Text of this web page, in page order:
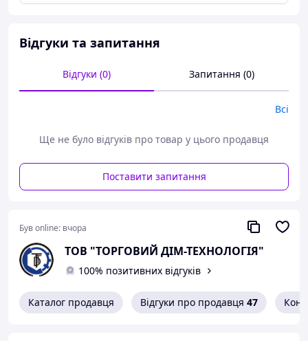
Відгуки та запитання
Відгуки (0) Запитання (0)
Всі
Ще не було відгуків про товар у цього продавця
Поставити запитання
Був online: вчора
ТОВ "ТОРГОВИЙ ДІМ-ТЕХНОЛОГІЯ"
100% позитивних відгуків
Каталог продавця Відгуки про продавця 47